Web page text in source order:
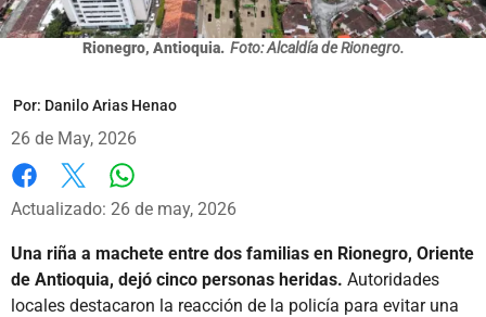
Rionegro, Antioquia. Foto: Alcaldía de Rionegro.
Por: Danilo Arias Henao
26 de May, 2026
Facebook
X
Actualizado: 26 de may, 2026
Una riña a machete entre dos familias en Rionegro, Oriente
de Antioquia, dejó cinco personas heridas. Autoridades
locales destacaron la reacción de la policía para evitar una